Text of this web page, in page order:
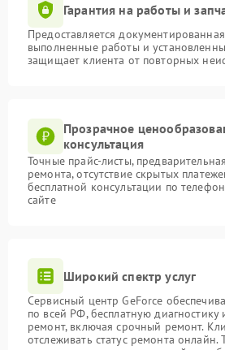
Гарантия на работы и
Предоставляется
выполненные работы и
защищает клиента от повторных
Прозрачное
консультация
Точные прайс-листы,
ремонта, отсутствие скрытых
бесплатной консультации по
сайте
Широкий спектр услуг
Сервисный центр GeForce
по всей РФ, бесплатную диагностику
ремонт, включая срочный ремонт.
отслеживать статус ремонта онлайн.